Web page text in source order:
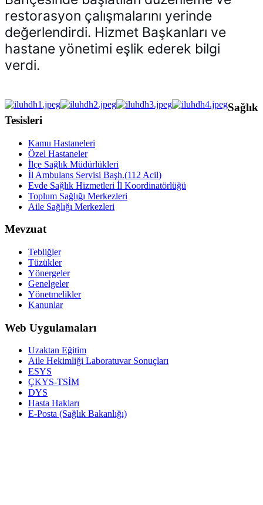
restorasyon çalışmalarını yerinde
değerlendirdi. Hizmet Başkanları ve
hastane yönetimi eşlik ederek bilgi
verdi.
Sağlık
Tesisleri
Kamu Hastaneleri
Özel Hastaneler
İlçe Sağlık Müdürlükleri
İl Ambulans Servisi Başh.(112 Acil)
Evde Sağlık Hizmetleri İl Koordinatörlüğü
Toplum Sağlığı Merkezleri
Aile Sağlığı Merkezleri
Mevzuat
Tebliğler
Tüzükler
Yönergeler
Genelgeler
Yönetmelikler
Kanunlar
Web Uygulamaları
Uzaktan Eğitim
Aile Hekimliği Laboratuvar Sonuçları
ESYS
ÇKYS-TSİM
DYS
Hasta Hakları
E-Posta (Sağlık Bakanlığı)